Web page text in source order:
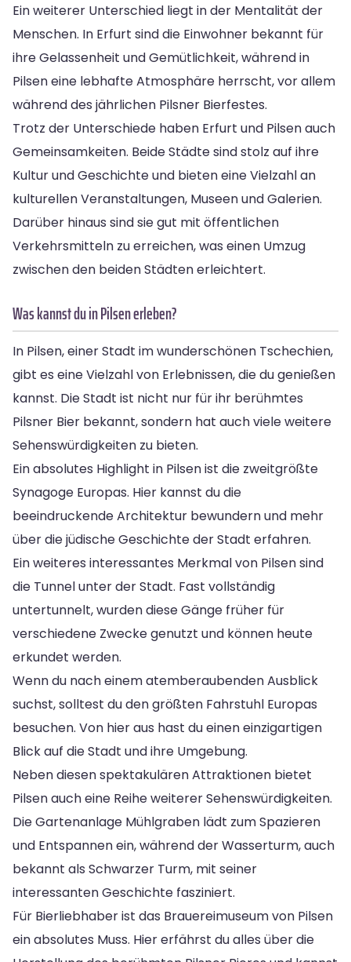
Ein weiterer Unterschied liegt in der Mentalität der
Menschen. In Erfurt sind die Einwohner bekannt für
ihre Gelassenheit und Gemütlichkeit, während in
Pilsen eine lebhafte Atmosphäre herrscht, vor allem
während des jährlichen Pilsner Bierfestes.
Trotz der Unterschiede haben Erfurt und Pilsen auch
Gemeinsamkeiten. Beide Städte sind stolz auf ihre
Kultur und Geschichte und bieten eine Vielzahl an
kulturellen Veranstaltungen, Museen und Galerien.
Darüber hinaus sind sie gut mit öffentlichen
Verkehrsmitteln zu erreichen, was einen Umzug
zwischen den beiden Städten erleichtert.
Was kannst du in Pilsen erleben?
In Pilsen, einer Stadt im wunderschönen Tschechien,
gibt es eine Vielzahl von Erlebnissen, die du genießen
kannst. Die Stadt ist nicht nur für ihr berühmtes
Pilsner Bier bekannt, sondern hat auch viele weitere
Sehenswürdigkeiten zu bieten.
Ein absolutes Highlight in Pilsen ist die zweitgrößte
Synagoge Europas. Hier kannst du die
beeindruckende Architektur bewundern und mehr
über die jüdische Geschichte der Stadt erfahren.
Ein weiteres interessantes Merkmal von Pilsen sind
die Tunnel unter der Stadt. Fast vollständig
untertunnelt, wurden diese Gänge früher für
verschiedene Zwecke genutzt und können heute
erkundet werden.
Wenn du nach einem atemberaubenden Ausblick
suchst, solltest du den größten Fahrstuhl Europas
besuchen. Von hier aus hast du einen einzigartigen
Blick auf die Stadt und ihre Umgebung.
Neben diesen spektakulären Attraktionen bietet
Pilsen auch eine Reihe weiterer Sehenswürdigkeiten.
Die Gartenanlage Mühlgraben lädt zum Spazieren
und Entspannen ein, während der Wasserturm, auch
bekannt als Schwarzer Turm, mit seiner
interessanten Geschichte fasziniert.
Für Bierliebhaber ist das Brauereimuseum von Pilsen
ein absolutes Muss. Hier erfährst du alles über die